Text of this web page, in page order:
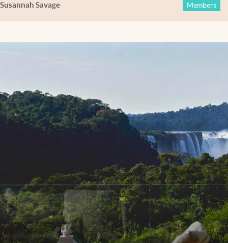
Susannah Savage Members